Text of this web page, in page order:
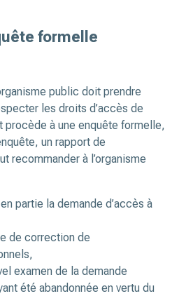
formelle
public doit prendre
les droits d’accès de
procède à une enquête formelle,
un rapport de
recommander à l’organisme
partie la demande d’accès à
de correction de
examen de la demande
été abandonnée en vertu du